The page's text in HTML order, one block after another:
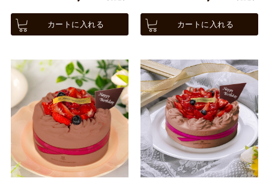
カートに入れる カートに入れる